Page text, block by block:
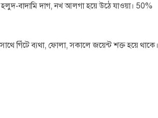
বাদামি দাগ, নখ আলগা হয়ে উঠে যাওয়া। 50%
গিঁটে ব্যথা, ফোলা, সকালে জয়েন্ট শক্ত হয়ে থাকে।